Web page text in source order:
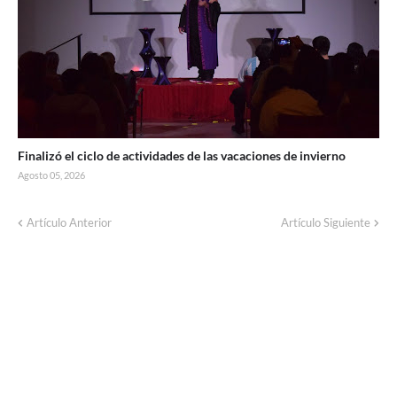
Finalizó el ciclo de actividades de las vacaciones de invierno
Agosto 05, 2026
Artículo Anterior Artículo Siguiente